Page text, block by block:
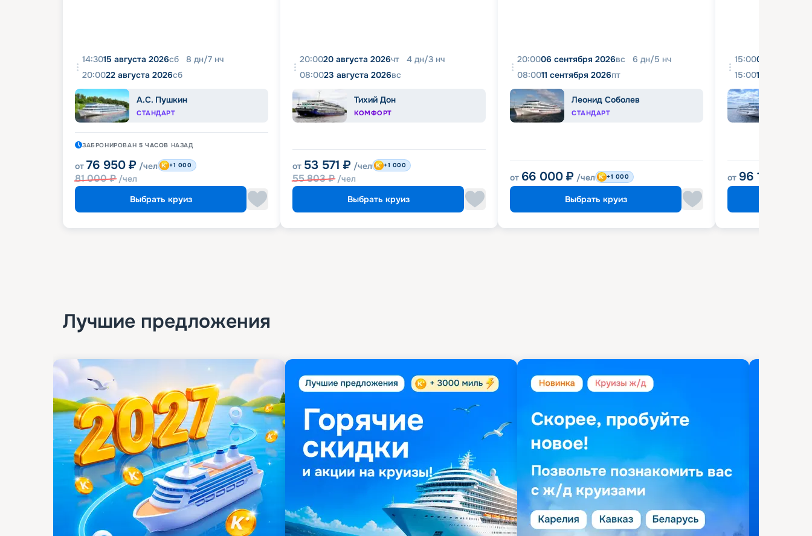
14:3015 августа 2026сб 8 дн/7 нч
20:0022 августа 2026сб
А.С. Пушкин
СТАНДАРТ
ЗАБРОНИРОВАН 5 ЧАСОВ НАЗАД
от 76 950 ₽ /чел
81 000₽ /чел
+1 000
Выбрать круиз
20:0020 августа 2026чт 4 дн/3 нч
08:0023 августа 2026вс
Тихий Дон
КОМФОРТ
от 53 571 ₽ /чел
55 803₽ /чел
+1 000
Выбрать круиз
20:0006 сентября 2026вс 6 дн/5 нч
08:0011 сентября 2026пт
Леонид Соболев
СТАНДАРТ
от 66 000 ₽ /чел +1 000
Выбрать круиз
15:0008 августа
15:0018 августа
от 96 120
Лучшие предложения